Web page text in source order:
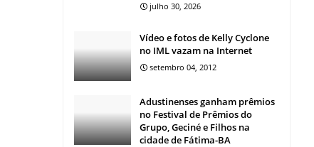
julho 30, 2026
Vídeo e fotos de Kelly Cyclone
no IML vazam na Internet
setembro 04, 2012
Adustinenses ganham prêmios
no Festival de Prêmios do
Grupo, Geciné e Filhos na
cidade de Fátima-BA